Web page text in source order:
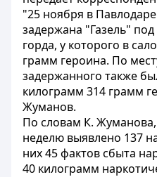
"25 ноября в
задержана "Газель"
горда, у которого в
грамм героина. По
задержанного также
килограмм 314 грамм
Жуманов.
По словам К. Жуманова,
неделю выявлено 137
них 45 фактов сбыта
40 килограмм